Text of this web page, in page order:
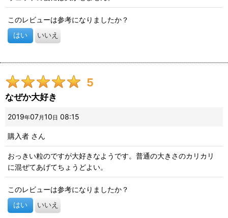
このレビューは参考になりましたか？
はい いいえ
5
なぜか大好き
2019年07月 10 日 08:15
購入者 さん
おっきい粒のですが大好きなようです。普通の大きさのカリカリ
に混ぜてあげてちょうどよい。
このレビューは参考になりましたか？
はい いいえ